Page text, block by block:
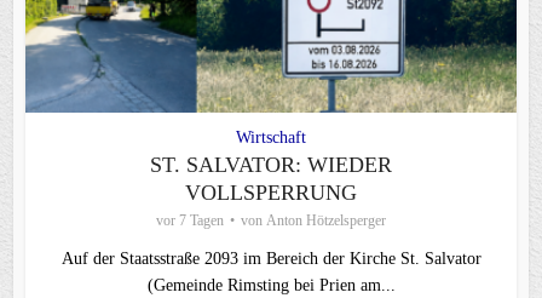
Wirtschaft
ST. SALVATOR: WIEDER
VOLLSPERRUNG
vor 7 Tagen von Anton Hötzelsperger
Auf der Staatsstraße 2093 im Bereich der Kirche St. Salvator
(Gemeinde Rimsting bei Prien am...